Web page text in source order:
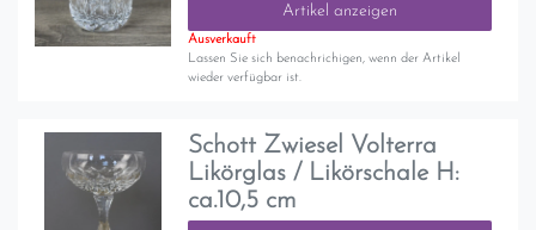
Artikel anzeigen
Ausverkauft
Lassen Sie sich benachrichigen, wenn der Artikel
wieder verfügbar ist.
Schott Zwiesel Volterra
Likörglas / Likörschale H:
ca.10,5 cm